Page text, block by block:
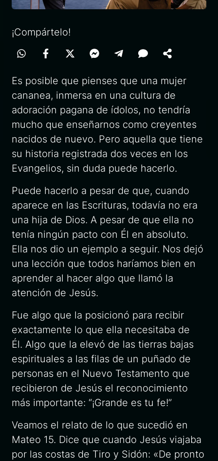
¡Compártelo!
Es posible que pienses que una mujer
cananea, inmersa en una cultura de
adoración pagana de ídolos, no tendría
mucho que enseñarnos como creyentes
nacidos de nuevo. Pero aquella que tiene
su historia registrada dos veces en los
Evangelios, sin duda puede hacerlo.
Puede hacerlo a pesar de que, cuando
aparece en las Escrituras, todavía no era
una hija de Dios. A pesar de que ella no
tenía ningún pacto con Él en absoluto.
Ella nos dio un ejemplo a seguir. Nos dejó
una lección que todos haríamos bien en
aprender al hacer algo que llamó la
atención de Jesús.
Fue algo que la posicionó para recibir
exactamente lo que ella necesitaba de
Él. Algo que la elevó de las tierras bajas
espirituales a las filas de un puñado de
personas en el Nuevo Testamento que
recibieron de Jesús el reconocimiento
más importante: “¡Grande es tu fe!”
Veamos el relato de lo que sucedió en
Mateo 15. Dice que cuando Jesús viajaba
por las costas de Tiro y Sidón: «De pronto